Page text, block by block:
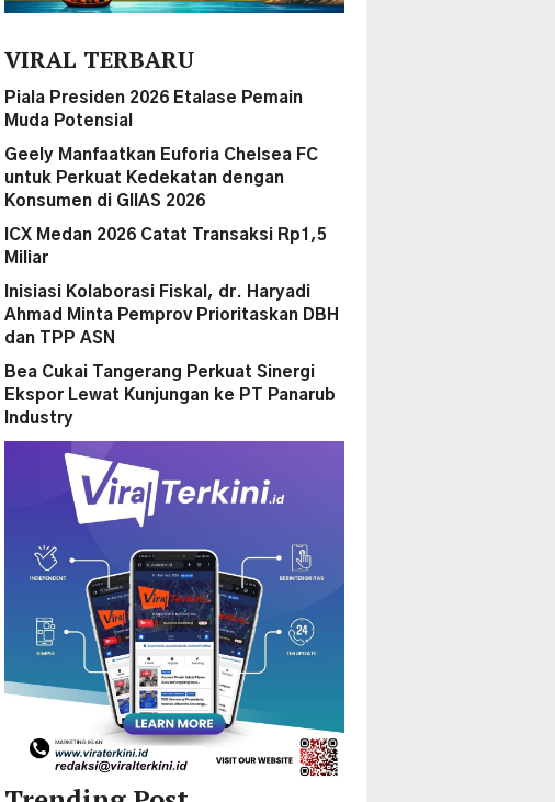
VIRAL TERBARU
Piala Presiden 2026 Etalase Pemain
Muda Potensial
Geely Manfaatkan Euforia Chelsea FC
untuk Perkuat Kedekatan dengan
Konsumen di GIIAS 2026
ICX Medan 2026 Catat Transaksi Rp1,5
Miliar
Inisiasi Kolaborasi Fiskal, dr. Haryadi
Ahmad Minta Pemprov Prioritaskan DBH
dan TPP ASN
Bea Cukai Tangerang Perkuat Sinergi
Ekspor Lewat Kunjungan ke PT Panarub
Industry